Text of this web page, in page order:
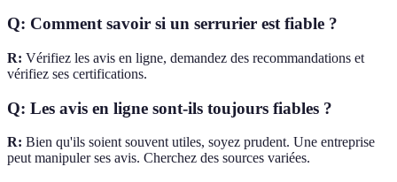
Q: Comment savoir si un serrurier est fiable ?
R: Vérifiez les avis en ligne, demandez des recommandations et
vérifiez ses certifications.
Q: Les avis en ligne sont-ils toujours fiables ?
R: Bien qu'ils soient souvent utiles, soyez prudent. Une entreprise
peut manipuler ses avis. Cherchez des sources variées.